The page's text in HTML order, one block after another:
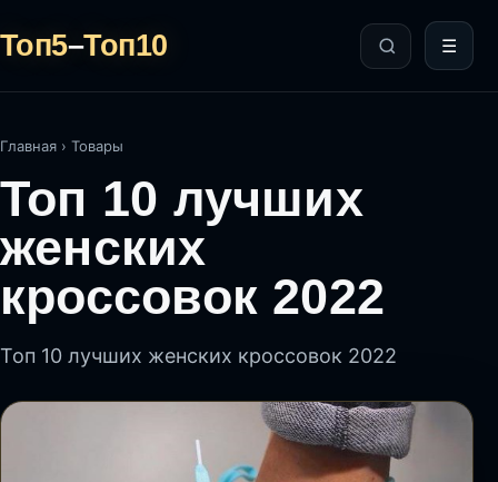
Топ5–Топ10 ☰
Главная › Товары
Топ 10 лучших
женских
кроссовок 2022
Топ 10 лучших женских кроссовок 2022